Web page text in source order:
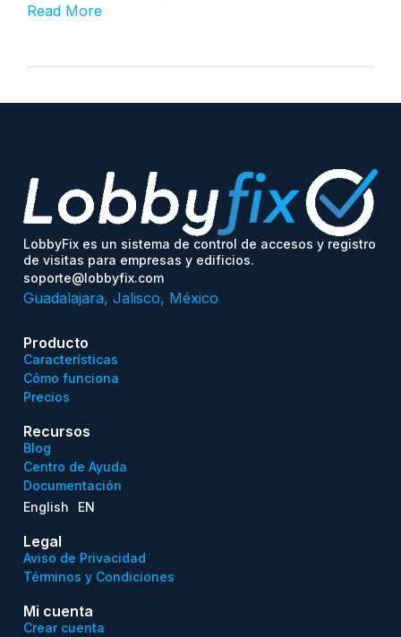
Read More
LobbyFix es un sistema de control de accesos y registro
de visitas para empresas y edificios.
soporte@lobbyfix.com
Guadalajara, Jalisco, México
Producto
Características
Cómo funciona
Precios
Recursos
Blog
Centro de Ayuda
Documentación
English
EN
Legal
Aviso de Privacidad
Términos y Condiciones
Mi cuenta
Crear cuenta